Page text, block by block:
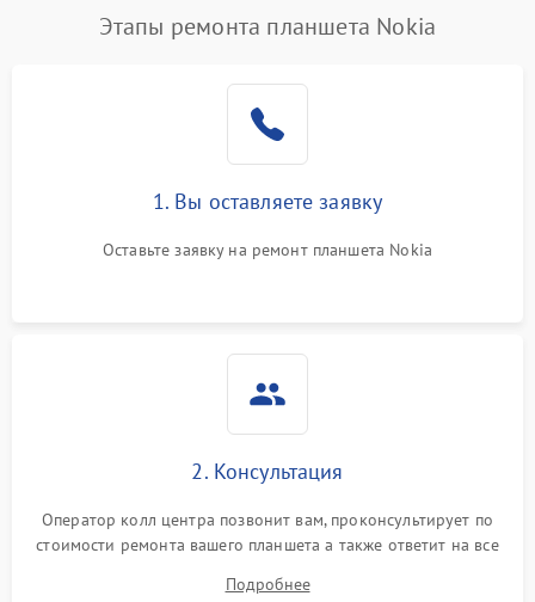
Этапы ремонта планшета Nokia
1. Вы оставляете заявку
Оставьте заявку на ремонт планшета Nokia
2. Консультация
Оператор колл центра позвонит вам, проконсультирует по
стоимости ремонта вашего планшета а также ответит на все
Подробнее